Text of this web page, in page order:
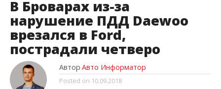
В Броварах из-за
нарушение ПДД Daewoo
врезался в Ford,
пострадали четверо
Автор Авто Информатор
Posted on 10.09.2018